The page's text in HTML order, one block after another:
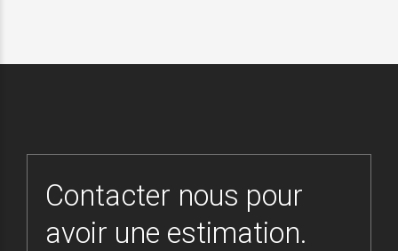
Contacter nous pour
avoir une estimation.